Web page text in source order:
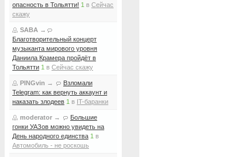
опасность в Тольятти! 1 в Сейчас
скажу
SABA →
Благотворительный концерт
музыканта мирового уровня
Даниила Крамера пройдёт в
Тольятти 1 в Сейчас скажу
PINGvin →
Взломали
Telegram: как вернуть аккаунт и
наказать злодеев 1 в IT-баранки
moderator →
Большие
гонки УАЗов можно увидеть на
День народного единства 1 в
Автомобиль - не роскошь